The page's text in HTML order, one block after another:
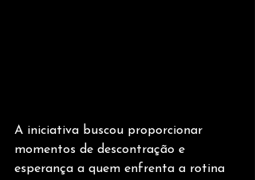
A iniciativa buscou proporcionar
momentos de descontração e
esperança a quem enfrenta a rotina